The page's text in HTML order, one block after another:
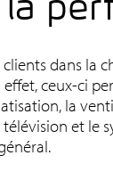
clients dans la
effet, ceux-ci
la
et le